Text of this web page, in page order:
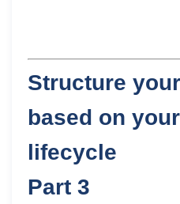
Structure
based on
lifecycle
Part 3